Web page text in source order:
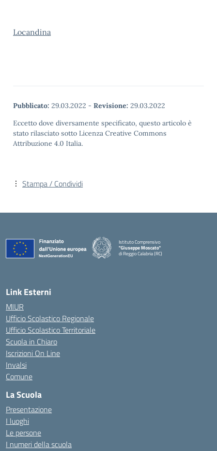
Locandina
Pubblicato: 29.03.2022 - Revisione: 29.03.2022
Eccetto dove diversamente specificato, questo articolo è
stato rilasciato sotto Licenza Creative Commons
Attribuzione 4.0 Italia.
Stampa / Condividi
Istituto Comprensivo
"Giuseppe Moscato"
di Reggio Calabria (RC)
— Visita la pagina iniziale della scuola
Link Esterni
MIUR
Ufficio Scolastico Regionale
Ufficio Scolastico Territoriale
Scuola in Chiaro
Iscrizioni On Line
Invalsi
Comune
La Scuola
Presentazione
I luoghi
Le persone
I numeri della scuola